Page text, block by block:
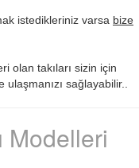
istedikleriniz varsa bize
olan takıları sizin için
sağlayabilir..
Modelleri